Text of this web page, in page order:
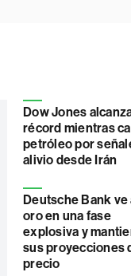
Dow Jones
récord mientras
petróleo por
alivio desde Irán
Deutsche Bank ve
oro en una fase
explosiva y
sus proyecciones
precio